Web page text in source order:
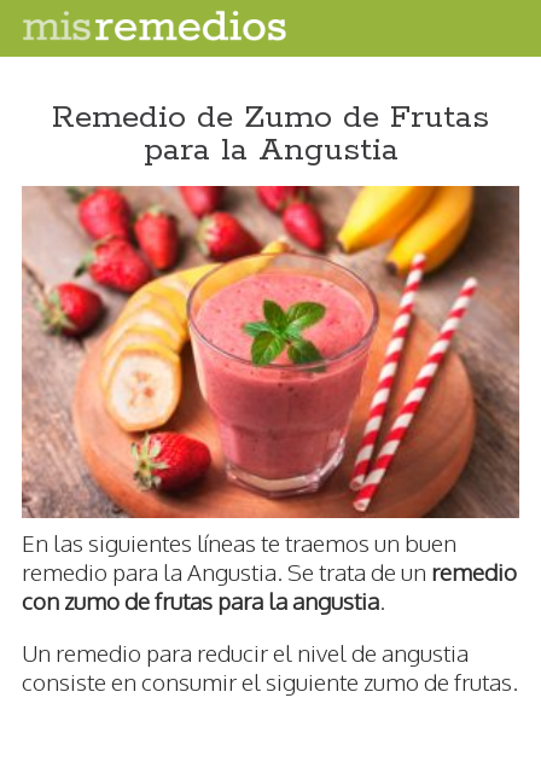
Remedio de Zumo de Frutas
para la Angustia
En las siguientes líneas te traemos un buen
remedio para la Angustia. Se trata de un remedio
con zumo de frutas para la angustia
Un remedio para reducir el nivel de angustia
consiste en consumir el siguiente zumo de frutas.